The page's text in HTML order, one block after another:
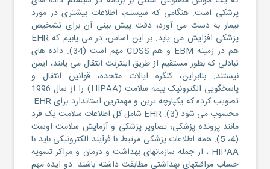
پزشکی است. هنگامی که سیستم، اطلاعات بیشتری در مورد
بیمار به دست می آورد، دقت پیش بینی آن برای تشخیص
پزشکی افزایش می یابد. بر این اساس، در می یابیم که EHR
هم در زمینه EBM و هم CDSS مهم است (34). داده های
تبادلی که بطور مستقیم از طریق اینترنت انتقال می یابند، ایمن
نیستند. بنابراین، کنگره ایالات متحده، قوانین انتقال و
پاسخگویی الکترونیک بیمه سلامت (HIPAA) را از سال 1996
محسوب می شود (3). EHR شامل کل اطلاعات سلامت یک فرد
مانند پرونده پزشکی، تصاویر پزشکی و آزمایش سلامت اوست
(4، 5). همه اطلاعات پزشکی مرتبط با فرآیند الکترونیکی باید با
HIPAA ، از جمله سازمانهای بهداشت و درمان و مراکز تسویه
حساب مراقبتهای بهداشتی مطابقت داشته باشند. دو ایده مهم